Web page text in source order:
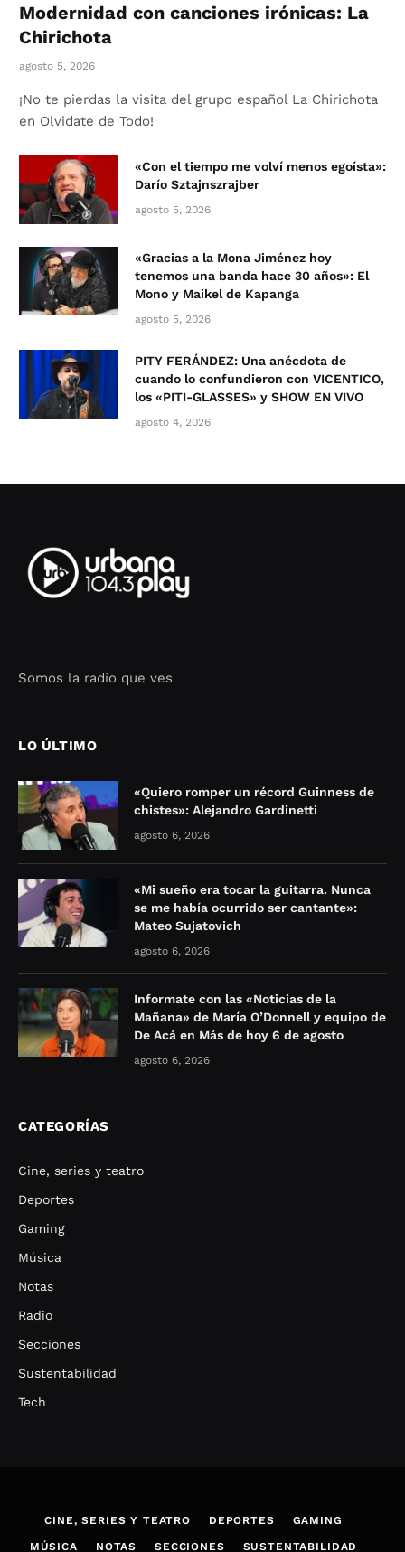
Modernidad con canciones irónicas: La
Chirichota
agosto 5, 2026
¡No te pierdas la visita del grupo español La Chirichota
en Olvidate de Todo!
«Con el tiempo me volví menos egoísta»:
Darío Sztajnszrajber
agosto 5, 2026
«Gracias a la Mona Jiménez hoy
tenemos una banda hace 30 años»: El
Mono y Maikel de Kapanga
agosto 5, 2026
PITY FERÁNDEZ: Una anécdota de
cuando lo confundieron con VICENTICO,
los «PITI-GLASSES» y SHOW EN VIVO
agosto 4, 2026
Somos la radio que ves
LO ÚLTIMO
«Quiero romper un récord Guinness de
chistes»: Alejandro Gardinetti
agosto 6, 2026
«Mi sueño era tocar la guitarra. Nunca
se me había ocurrido ser cantante»:
Mateo Sujatovich
agosto 6, 2026
Informate con las «Noticias de la
Mañana» de María O’Donnell y equipo de
De Acá en Más de hoy 6 de agosto
agosto 6, 2026
CATEGORÍAS
Cine, series y teatro
Deportes
Gaming
Música
Notas
Radio
Secciones
Sustentabilidad
Tech
CINE, SERIES Y TEATRO DEPORTES GAMING
MÚSICA NOTAS SECCIONES SUSTENTABILIDAD